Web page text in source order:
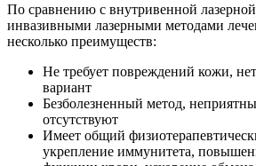
По сравнению с внутривенной
инвазивными лазерными методами
несколько преимуществ:
Не требует повреждений кожи,
вариант
Безболезненный метод,
отсутствуют
Имеет общий
укрепление иммунитета,